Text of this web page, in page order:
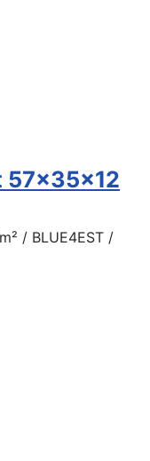
57x35x12
/ BLUE4EST /